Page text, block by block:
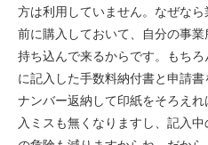
方は利用していません。なぜな
前に購入しておいて、自分の事
持ち込んで来るからです。もち
に記入した手数料納付書と申請
ナンバー返納して印紙をそろえ
入ミスも無くなりますし、記入